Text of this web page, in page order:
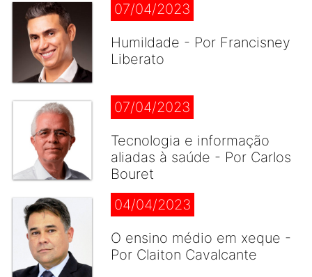
07/04/2023
Humildade - Por Francisney
Liberato
07/04/2023
Tecnologia e informação
aliadas à saúde - Por Carlos
Bouret
04/04/2023
O ensino médio em xeque -
Por Claiton Cavalcante